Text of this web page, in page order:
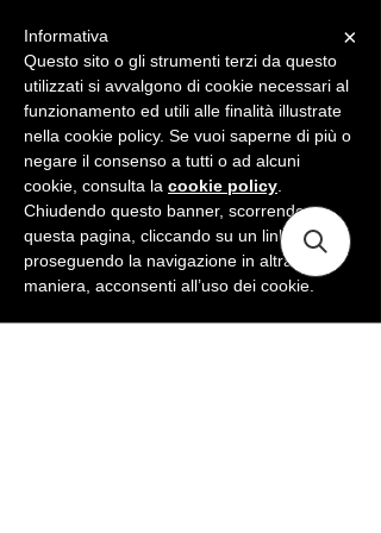
ME
NU
×
Informativa
Questo sito o gli strumenti terzi da questo
utilizzati si avvalgono di cookie necessari al
funzionamento ed utili alle finalità illustrate
nella cookie policy. Se vuoi saperne di più o
negare il consenso a tutti o ad alcuni
cookie, consulta la cookie policy
Chiudendo questo banner, scorrendo
questa pagina, cliccando su un link o
proseguendo la navigazione in altra
maniera, acconsenti all’uso dei cookie.